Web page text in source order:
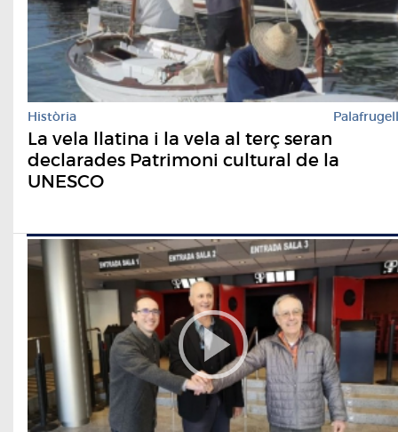
Història Palafrugell
La vela llatina i la vela al terç seran
declarades Patrimoni cultural de la
UNESCO